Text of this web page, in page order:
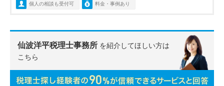
個人の相談も受付可 料金・事例あり
仙波洋平税理士事務所 を紹介してほしい方は
こちら